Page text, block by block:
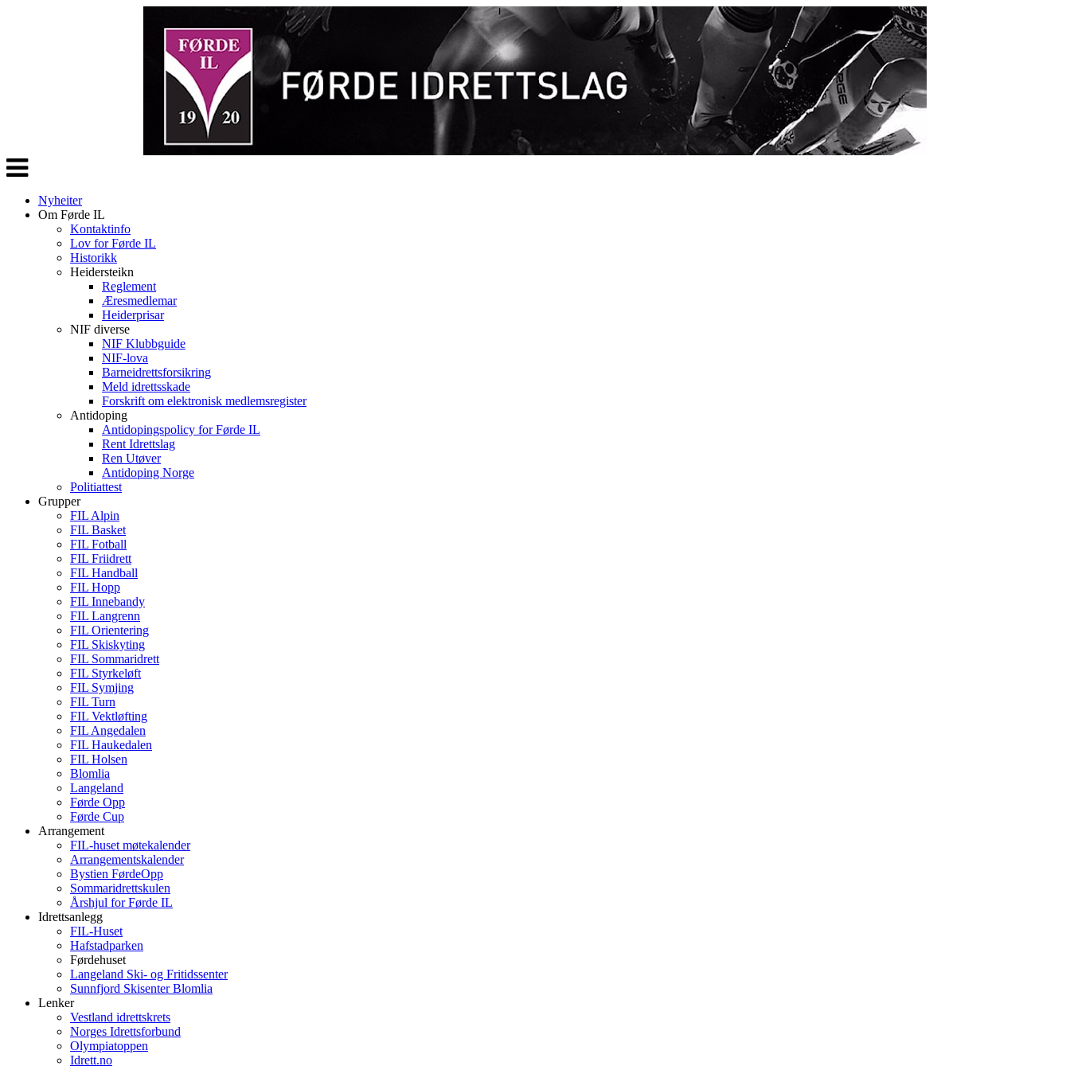
Veksle
navigasjon
Nyheiter
Om Førde IL
Kontaktinfo
Lov for Førde IL
Historikk
Heidersteikn
Reglement
Æresmedlemar
Heiderprisar
NIF diverse
NIF Klubbguide
NIF-lova
Barneidrettsforsikring
Meld idrettsskade
Forskrift om elektronisk medlemsregister
Antidoping
Antidopingspolicy for Førde IL
Rent Idrettslag
Ren Utøver
Antidoping Norge
Politiattest
Grupper
FIL Alpin
FIL Basket
FIL Fotball
FIL Friidrett
FIL Handball
FIL Hopp
FIL Innebandy
FIL Langrenn
FIL Orientering
FIL Skiskyting
FIL Sommaridrett
FIL Styrkeløft
FIL Symjing
FIL Turn
FIL Vektløfting
FIL Angedalen
FIL Haukedalen
FIL Holsen
Blomlia
Langeland
Førde Opp
Førde Cup
Arrangement
FIL-huset møtekalender
Arrangementskalender
Bystien FørdeOpp
Sommaridrettskulen
Årshjul for Førde IL
Idrettsanlegg
FIL-Huset
Hafstadparken
Førdehuset
Langeland Ski- og Fritidssenter
Sunnfjord Skisenter Blomlia
Lenker
Vestland idrettskrets
Norges Idrettsforbund
Olympiatoppen
Idrett.no